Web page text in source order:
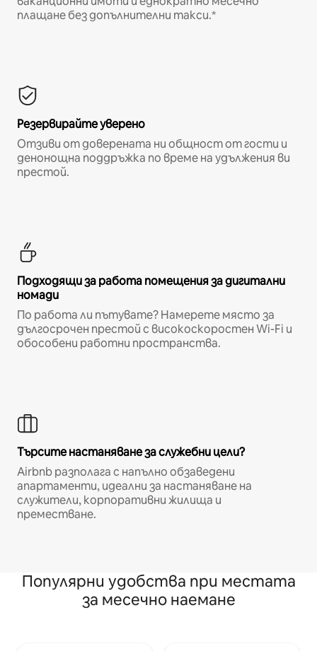
плащане без допълнителни такси.*
Резервирайте уверено
Отзиви от доверената ни общност от гости и
денонощна поддръжка по време на удължения ви
престой.
Подходящи за работа помещения за дигитални
номади
По работа ли пътувате? Намерете място за
дългосрочен престой с високоскоростен Wi-Fi и
обособени работни пространства.
Търсите настаняване за служебни цели?
Airbnb разполага с напълно обзаведени
апартаменти, идеални за настаняване на
служители, корпоративни жилища и
преместване.
Популярни удобства при местата
за месечно наемане